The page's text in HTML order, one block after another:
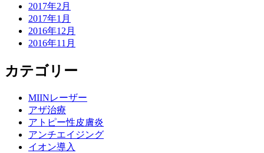
2017年2月
2017年1月
2016年12月
2016年11月
カテゴリー
MIINレーザー
アザ治療
アトピー性皮膚炎
アンチエイジング
イオン導入